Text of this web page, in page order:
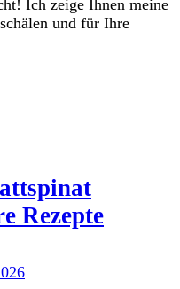
Ich zeige Ihnen meine
und für Ihre
Rezepte